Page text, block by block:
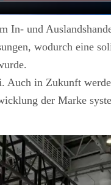
In- und
wodurch eine
Auch in Zukunft
der Marke